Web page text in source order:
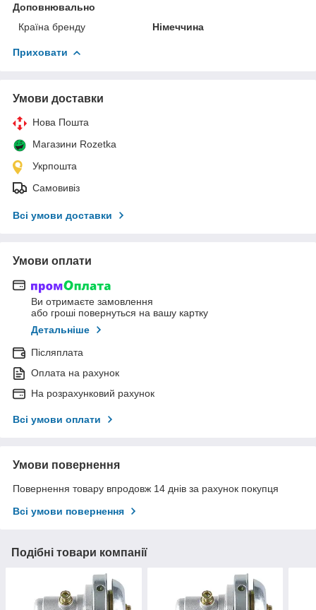
Доповнювально
Країна бренду
Німеччина
Приховати
Умови доставки
Нова Пошта
Магазини Rozetka
Укрпошта
Самовивіз
Всі умови доставки
Умови оплати
Ви отримаєте замовлення
або гроші повернуться на вашу картку
Детальніше
Післяплата
Оплата на рахунок
На розрахунковий рахунок
Всі умови оплати
Умови повернення
Повернення товару впродовж 14 днів за рахунок покупця
Всі умови повернення
Подібні товари компанії